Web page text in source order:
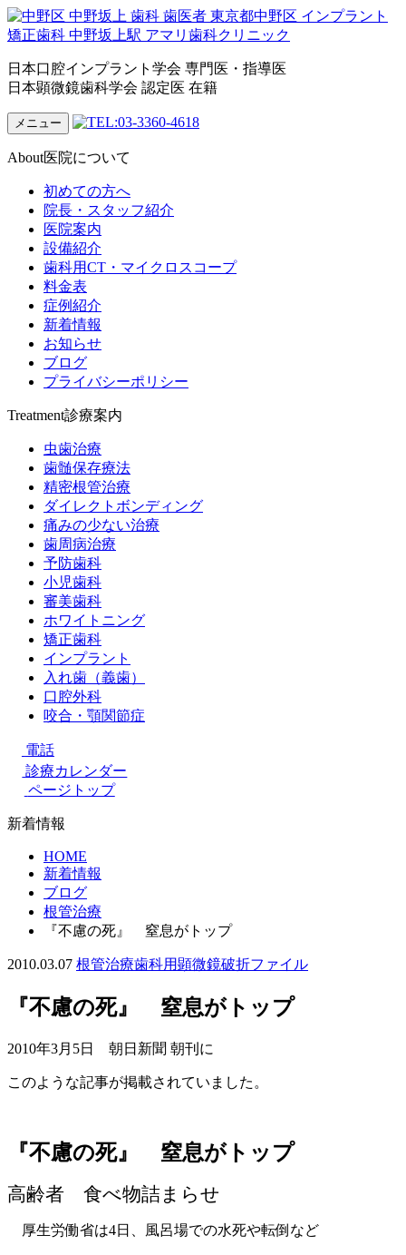
日本口腔インプラント学会 専門医・指導医
日本顕微鏡歯科学会 認定医 在籍
メニュー
About医院について
初めての方へ
院長・スタッフ紹介
医院案内
設備紹介
歯科用CT・マイクロスコープ
料金表
症例紹介
新着情報
お知らせ
ブログ
プライバシーポリシー
Treatment診療案内
虫歯治療
歯髄保存療法
精密根管治療
ダイレクトボンディング
痛みの少ない治療
歯周病治療
予防歯科
小児歯科
審美歯科
ホワイトニング
矯正歯科
インプラント
入れ歯（義歯）
口腔外科
咬合・顎関節症
電話
診療カレンダー
ページトップ
新着情報
HOME
新着情報
ブログ
根管治療
『不慮の死』 窒息がトップ
2010.03.07 根管治療歯科用顕微鏡破折ファイル
『不慮の死』 窒息がトップ
2010年3月5日 朝日新聞 朝刊に
このような記事が掲載されていました。
『不慮の死』 窒息がトップ
高齢者 食べ物詰まらせ
厚生労働省は4日、風呂場での水死や転倒など